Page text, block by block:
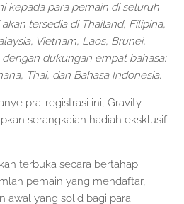
kepada para pemain di seluruh
akan tersedia di Thailand, Filipina,
Vietnam, Laos, Brunei,
dukungan empat bahasa:
Thai, dan Bahasa Indonesia.
pra-registrasi ini, Gravity
serangkaian hadiah eksklusif
terbuka secara bertahap
pemain yang mendaftar,
awal yang solid bagi para